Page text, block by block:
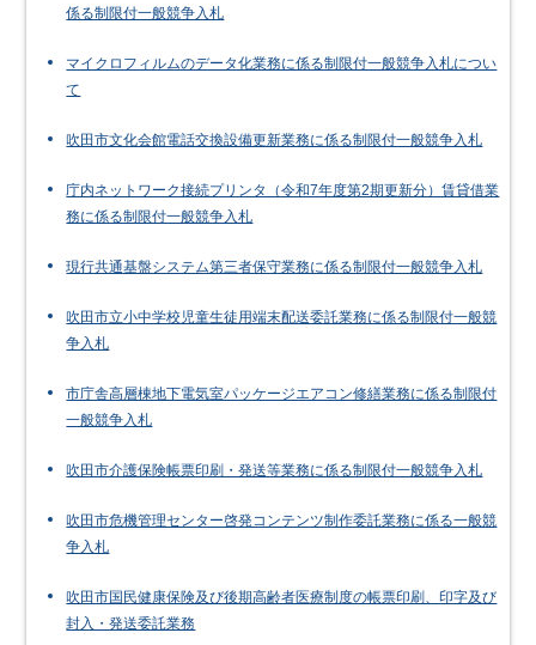
係る制限付一般競争入札
マイクロフィルムのデータ化業務に係る制限付一般競争入札につい
て
吹田市文化会館電話交換設備更新業務に係る制限付一般競争入札
庁内ネットワーク接続プリンタ（令和7年度第2期更新分）賃貸借業
務に係る制限付一般競争入札
現行共通基盤システム第三者保守業務に係る制限付一般競争入札
吹田市立小中学校児童生徒用端末配送委託業務に係る制限付一般競
争入札
市庁舎高層棟地下電気室パッケージエアコン修繕業務に係る制限付
一般競争入札
吹田市介護保険帳票印刷・発送等業務に係る制限付一般競争入札
吹田市危機管理センター啓発コンテンツ制作委託業務に係る一般競
争入札
吹田市国民健康保険及び後期高齢者医療制度の帳票印刷、印字及び
封入・発送委託業務